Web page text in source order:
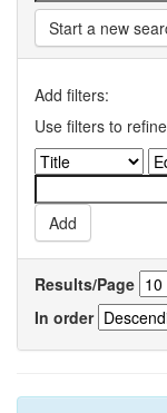
Start a new
Add filters:
Use filters to
Results/Page
In order